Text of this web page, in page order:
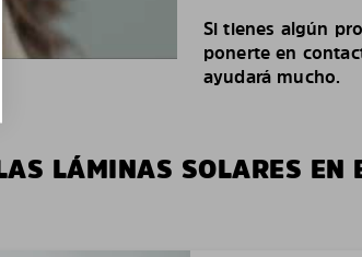
Si tienes algún
ponerte en
ayudará mucho.
LÁMINAS SOLARES EN